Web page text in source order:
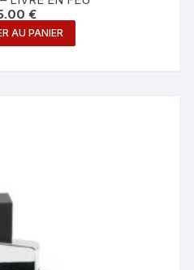
€
AU PANIER